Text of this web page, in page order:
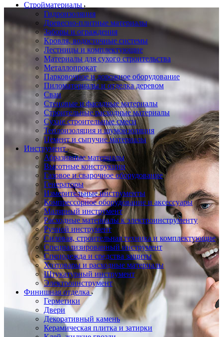
Стройматериалы
Гидроизоляция
Древесно-плитные материалы
Заборы и ограждения
Кровля, водосточные системы
Лестницы и комплектующие
Материалы для сухого строительства
Металлопрокат
Парковочное и дорожное оборудование
Пиломатериалы и отделка деревом
Сваи
Стеновые и фасадные материалы
Строительные расходные материалы
Сухие строительные смеси
Теплоизоляция и шумоизоляция
Цемент и сыпучие материалы
Инструмент
Абразивные материалы
Высотные конструкции
Газовое и сварочное оборудование
Генераторы
Измерительные инструменты
Компрессорное оборудование и аксессуары
Малярный инструмент
Расходные материалы к электроинструменту
Ручной инструмент
Силовая, строительная техника и комплектующие
Специализированный инструмент
Спецодежда и средства защиты
Хозтовары и расходные материалы
Штукатурный инструмент
Электроинструмент
Финишная отделка
Герметики
Двери
Декоративный камень
Керамическая плитка и затирки